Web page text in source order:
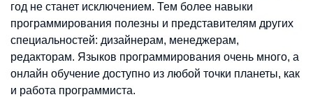
год не станет исключением. Тем более навыки
программирования полезны и представителям других
специальностей: дизайнерам, менеджерам,
редакторам. Языков программирования очень много, а
онлайн обучение доступно из любой точки планеты, как
и работа программиста.